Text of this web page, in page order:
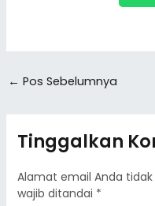
← Pos Sebelumnya
Tinggalkan
Alamat email Anda tidak
wajib ditandai *